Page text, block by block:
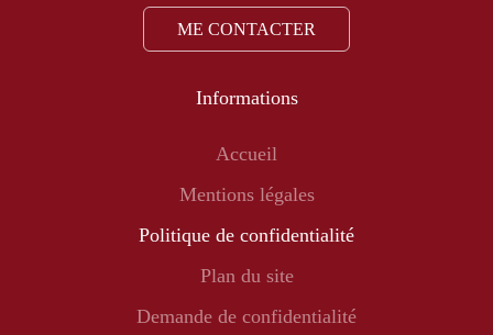
ME CONTACTER
Informations
Accueil
Mentions légales
Politique de confidentialité
Plan du site
Demande de confidentialité